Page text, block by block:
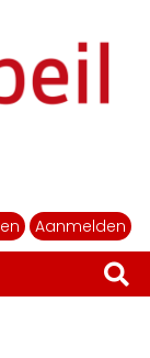
Aanmelden